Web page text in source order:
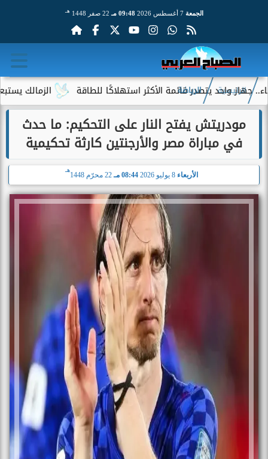
الجمعة 7 أغسطس 2026 09:48 مـ 22 صفر 1448 هـ
الزمالك يستبعد 4 لاعبين شباب من حساباته في الموسم الجديد يتصدر قائمة الأكثر استهلاكًا للطاقة
الرئيسية الرياضة
مودريتش يفتح النار على التحكيم: ما حدث
في مباراة مصر والأرجنتين كارثة تحكيمية
الأربعاء 08:44 مـ 22 محرّم 1448
هـ